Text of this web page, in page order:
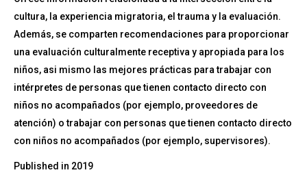
cultura, la experiencia migratoria, el trauma y la evaluación.
Además, se comparten recomendaciones para proporcionar
una evaluación culturalmente receptiva y apropiada para los
niños, asi mismo las mejores prácticas para trabajar con
intérpretes de personas que tienen contacto directo con
niños no acompañados (por ejemplo, proveedores de
atención) o trabajar con personas que tienen contacto directo
con niños no acompañados (por ejemplo, supervisores).
Published in 2019